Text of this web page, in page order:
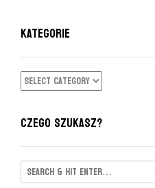
KATEGORIE
KATEGORIE
CZEGO SZUKASZ?